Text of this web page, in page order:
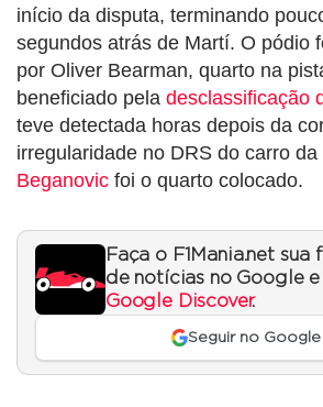
início da disputa, terminando
segundos atrás de Martí. O pódio
por Oliver Bearman, quarto na
beneficiado pela desclassificação
teve detectada horas depois da
irregularidade no DRS do carro da
Beganovic foi o quarto colocado.
Faça o F1Mania.net
de notícias no Google
Google Discover.
Seguir no Google